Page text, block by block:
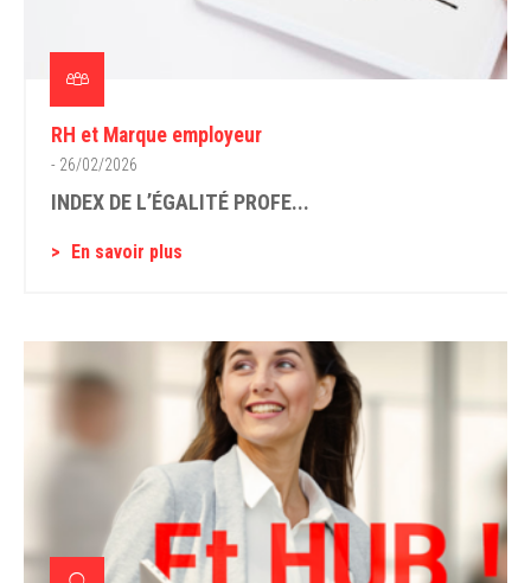
RH et Marque employeur
- 26/02/2026
INDEX DE L’ÉGALITÉ PROFE...
En savoir plus